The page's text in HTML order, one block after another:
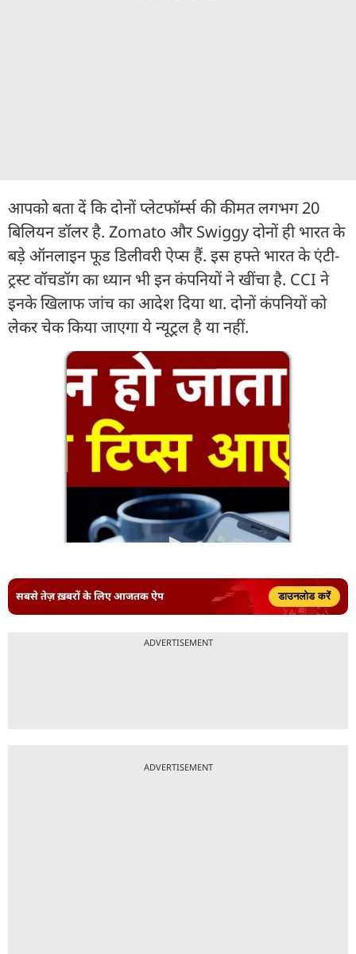
आपको बता दें कि दोनों प्लेटफॉर्म्स की कीमत लगभग 20
बिलियन डॉलर है. Zomato और Swiggy दोनों ही भारत के
बड़े ऑनलाइन फूड डिलीवरी ऐप्स हैं. इस हफ्ते भारत के एंटी-
ट्रस्ट वॉचडॉग का ध्यान भी इन कंपनियों ने खींचा है. CCI ने
इनके खिलाफ जांच का आदेश दिया था. दोनों कंपनियों को
लेकर चेक किया जाएगा ये न्यूट्रल है या नहीं.
सबसे तेज़ ख़बरों के लिए आजतक ऐप डाउनलोड करें
ADVERTISEMENT
ADVERTISEMENT